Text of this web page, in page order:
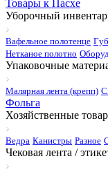
Товары к Пасхе
Уборочный
Вафельное полотенце
Нетканое полотно
Упаковочные
Малярная лента (крепп)
Фольга
Хозяйственные
Ведра Канистры Разное
Чековая лента /